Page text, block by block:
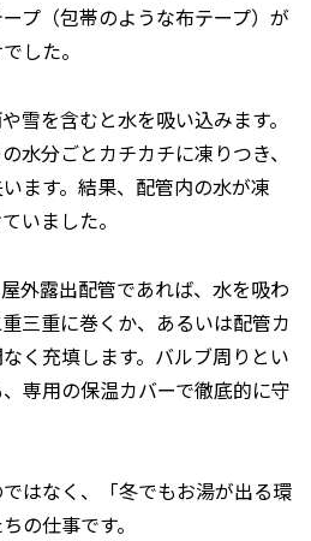
プ（包帯のような布テープ）が
した。
雪を含むと水を吸い込みます。
水分ごとカチカチに凍りつき、
ます。結果、配管内の水が凍
いました。
外露出配管であれば、水を吸わ
三重に巻くか、あるいは配管カ
く充填します。バルブ周りとい
専用の保温カバーで徹底的に守
ではなく、「冬でもお湯が出る環
の仕事です。